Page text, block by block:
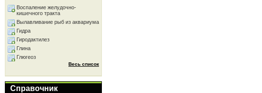
Воспаление желудочно-
кишечного тракта
Вылавливание рыб из аквариума
Гидра
Гиродактилез
Глина
Глюгеоз
Весь список
Справочник